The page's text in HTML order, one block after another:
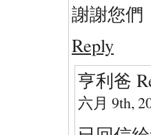
謝謝您們
Reply
亨利爸
六月 9th,